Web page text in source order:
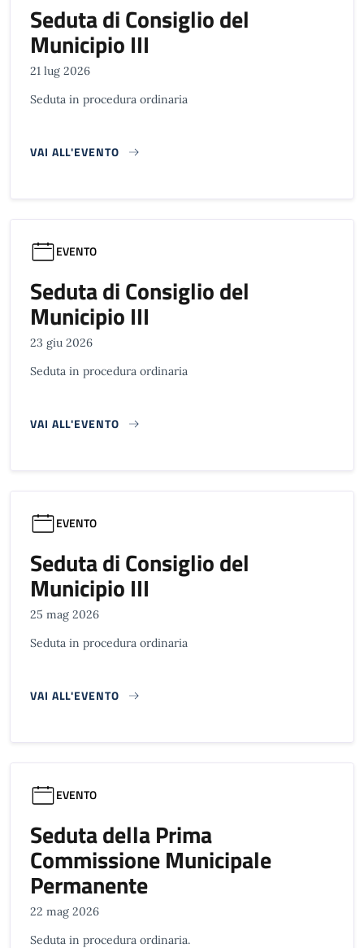
Seduta di Consiglio del
Municipio III
21 lug 2026
Seduta in procedura ordinaria
VAI ALL'EVENTO
EVENTO
Seduta di Consiglio del
Municipio III
23 giu 2026
Seduta in procedura ordinaria
VAI ALL'EVENTO
EVENTO
Seduta di Consiglio del
Municipio III
25 mag 2026
Seduta in procedura ordinaria
VAI ALL'EVENTO
EVENTO
Seduta della Prima
Commissione Municipale
Permanente
22 mag 2026
Seduta in procedura ordinaria.